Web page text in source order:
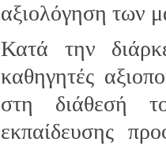
αξιολόγηση των
Κατά την
καθηγητές
στη διάθεσή
εκπαίδευσης